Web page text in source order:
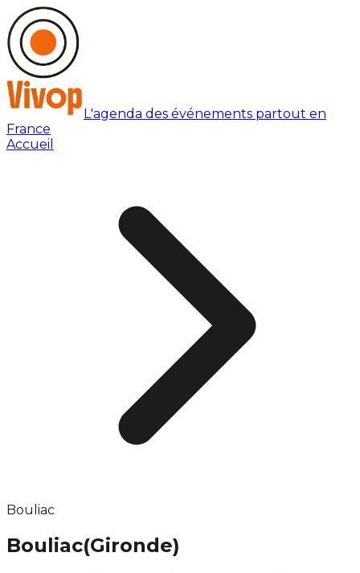
L'agenda des événements partout en
France
Accueil
Bouliac
Bouliac(Gironde)